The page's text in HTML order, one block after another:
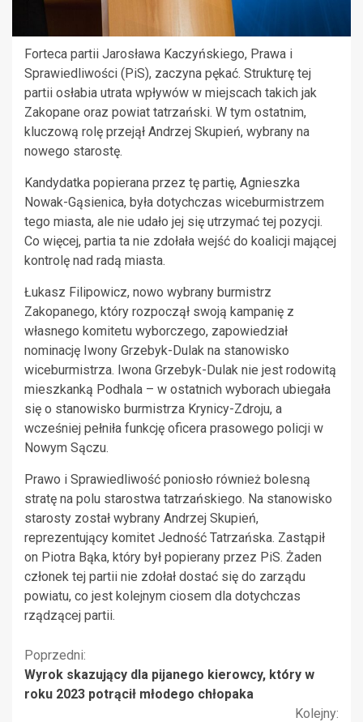
Forteca partii Jarosława Kaczyńskiego, Prawa i
Sprawiedliwości (PiS), zaczyna pękać. Strukturę tej
partii osłabia utrata wpływów w miejscach takich jak
Zakopane oraz powiat tatrzański. W tym ostatnim,
kluczową rolę przejął Andrzej Skupień, wybrany na
nowego starostę.
Kandydatka popierana przez tę partię, Agnieszka
Nowak-Gąsienica, była dotychczas wiceburmistrzem
tego miasta, ale nie udało jej się utrzymać tej pozycji.
Co więcej, partia ta nie zdołała wejść do koalicji mającej
kontrolę nad radą miasta.
Łukasz Filipowicz, nowo wybrany burmistrz
Zakopanego, który rozpoczął swoją kampanię z
własnego komitetu wyborczego, zapowiedział
nominację Iwony Grzebyk-Dulak na stanowisko
wiceburmistrza. Iwona Grzebyk-Dulak nie jest rodowitą
mieszkanką Podhala – w ostatnich wyborach ubiegała
się o stanowisko burmistrza Krynicy-Zdroju, a
wcześniej pełniła funkcję oficera prasowego policji w
Nowym Sączu.
Prawo i Sprawiedliwość poniosło również bolesną
stratę na polu starostwa tatrzańskiego. Na stanowisko
starosty został wybrany Andrzej Skupień,
reprezentujący komitet Jedność Tatrzańska. Zastąpił
on Piotra Bąka, który był popierany przez PiS. Żaden
członek tej partii nie zdołał dostać się do zarządu
powiatu, co jest kolejnym ciosem dla dotychczas
rządzącej partii.
Kontynuuj
czytanie
Poprzedni:
Wyrok skazujący dla pijanego kierowcy, który w
roku 2023 potrącił młodego chłopaka
Kolejny: